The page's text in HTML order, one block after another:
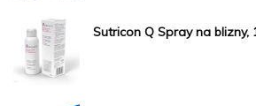
Sutricon Q Spray na blizny,